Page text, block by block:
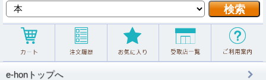
e-honトップへ